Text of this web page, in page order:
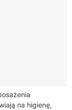
na higienę,